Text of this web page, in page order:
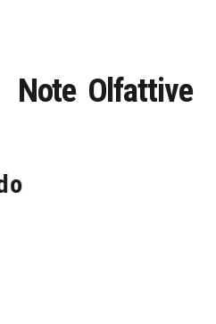
Note Olfattive